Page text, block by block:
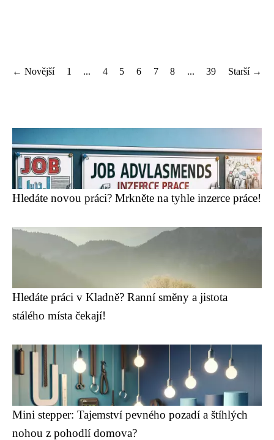
← Novější 1 ... 4 5 6 7 8 ... 39 Starší →
Hledáte novou práci? Mrkněte na tyhle inzerce práce!
Hledáte práci v Kladně? Ranní směny a jistota
stálého místa čekají!
Mini stepper: Tajemství pevného pozadí a štíhlých
nohou z pohodlí domova?